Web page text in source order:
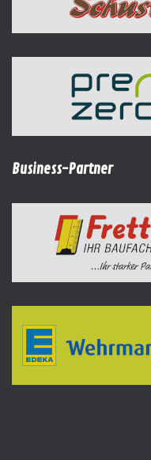
Business-Partner